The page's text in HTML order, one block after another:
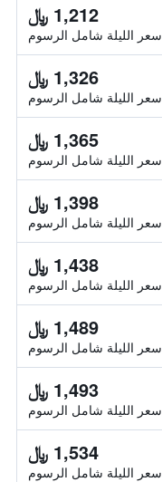
1,212 ﷼
سعر الليلة شامل الرسوم
1,326 ﷼
سعر الليلة شامل الرسوم
1,365 ﷼
سعر الليلة شامل الرسوم
1,398 ﷼
سعر الليلة شامل الرسوم
1,438 ﷼
سعر الليلة شامل الرسوم
1,489 ﷼
سعر الليلة شامل الرسوم
1,493 ﷼
سعر الليلة شامل الرسوم
1,534 ﷼
سعر الليلة شامل الرسوم